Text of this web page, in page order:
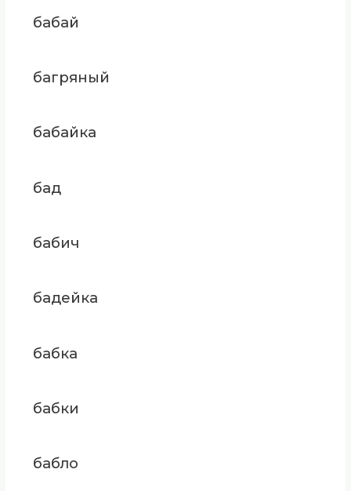
бабай
багряный
бабайка
бад
бабич
бадейка
бабка
бабки
бабло